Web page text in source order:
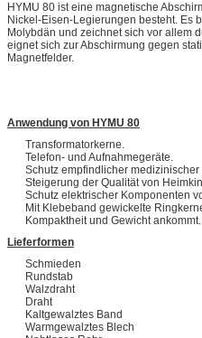
HYMU 80 ist eine magnetische
Nickel-Eisen-Legierungen besteht. Es
Molybdän und zeichnet sich vor allem
eignet sich zur Abschirmung gegen
Magnetfelder.
Anwendung von HYMU 80
Transformatorkerne.
Telefon- und Aufnahmegeräte.
Schutz empfindlicher
Steigerung der Qualität von
Schutz elektrischer Komponenten
Mit Klebeband gewickelte
Kompaktheit und Gewicht ankommt.
Lieferformen
Schmieden
Rundstab
Walzdraht
Draht
Kaltgewalztes Band
Warmgewalztes Blech